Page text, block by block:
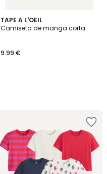
TAPE A L'OEIL
Camiseta de manga corta
9.99 €